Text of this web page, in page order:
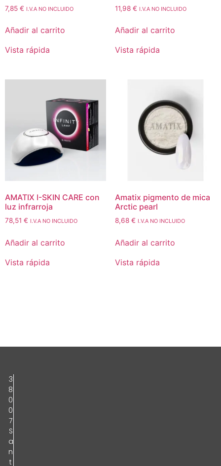
7,85 € I.V.A NO INCLUIDO
Añadir al carrito
Vista rápida
11,98 € I.V.A NO INCLUIDO
Añadir al carrito
Vista rápida
AMATIX I-SKIN CARE con
luz infrarroja
78,51 € I.V.A NO INCLUIDO
Añadir al carrito
Vista rápida
Amatix pigmento de mica
Arctic pearl
8,68 € I.V.A NO INCLUIDO
Añadir al carrito
Vista rápida
3
8
0
0
7
S
a
n
t